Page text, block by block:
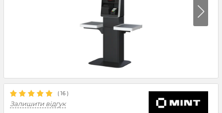
( 16 )
Залишити відгук